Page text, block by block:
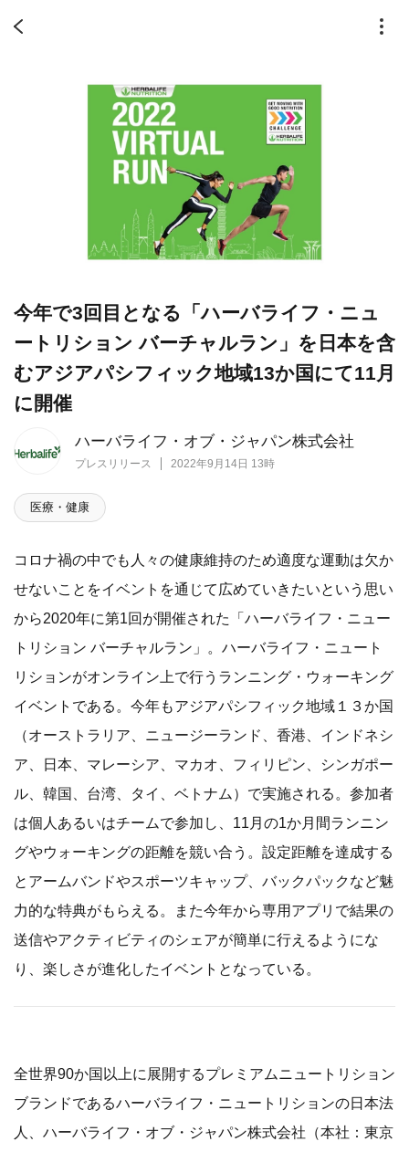
ハーバライフ・オブ・ジャパン株式会社
プレスリリース 2022年9月14日 13時
今年で3回目となる「ハーバライフ・ニュ
ートリション バーチャルラン」を日本を含
むアジアパシフィック地域13か国にて11月
に開催
医療・健康
コロナ禍の中でも人々の健康維持のため適度な運動は欠か
せないことをイベントを通じて広めていきたいという思い
から2020年に第1回が開催された「ハーバライフ・ニュー
トリション バーチャルラン」。ハーバライフ・ニュート
リションがオンライン上で行うランニング・ウォーキング
イベントである。今年もアジアパシフィック地域１３か国
（オーストラリア、ニュージーランド、香港、インドネシ
ア、日本、マレーシア、マカオ、フィリピン、シンガポー
ル、韓国、台湾、タイ、ベトナム）で実施される。参加者
は個人あるいはチームで参加し、11月の1か月間ランニン
グやウォーキングの距離を競い合う。設定距離を達成する
とアームバンドやスポーツキャップ、バックパックなど魅
力的な特典がもらえる。また今年から専用アプリで結果の
送信やアクティビティのシェアが簡単に行えるようにな
り、楽しさが進化したイベントとなっている。
全世界90か国以上に展開するプレミアムニュートリション
ブランドであるハーバライフ・ニュートリションの日本法
人、ハーバライフ・オブ・ジャパン株式会社（本社：東京